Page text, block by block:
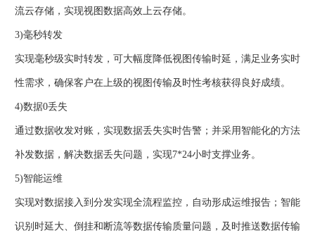
流云存储，实现视图数据高效上云存储。
3)毫秒转发
实现毫秒级实时转发，可大幅度降低视图传输时延，满足业务实时
性需求，确保客户在上级的视图传输及时性考核获得良好成绩。
4)数据0丢失
通过数据收发对账，实现数据丢失实时告警；并采用智能化的方法
补发数据，解决数据丢失问题，实现7*24小时支撑业务。
5)智能运维
实现对数据接入到分发实现全流程监控，自动形成运维报告；智能
识别时延大、倒挂和断流等数据传输质量问题，及时推送数据传输